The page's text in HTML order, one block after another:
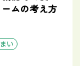
ムの考え方
い